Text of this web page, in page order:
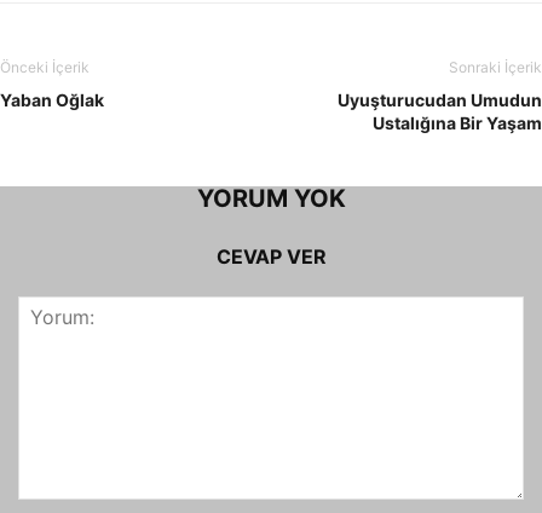
Önceki İçerik
Yaban Oğlak
Sonraki İçerik
Uyuşturucudan Umudun
Ustalığına Bir Yaşam
YORUM YOK
CEVAP VER